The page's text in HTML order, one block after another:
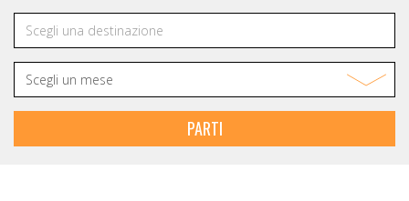
PARTI